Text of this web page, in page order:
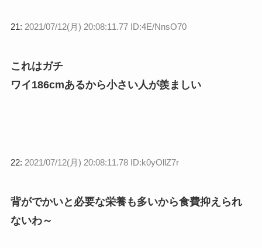
21: 2021/07/12(月) 20:08:11.77 ID:4E/NnsO70
これはガチ
ワイ186cmあるから小さい人が羨ましい
22: 2021/07/12(月) 20:08:11.78 ID:k0yOllZ7r
背がでかいと必要な栄養も多いから食費抑えられ
ないわ～